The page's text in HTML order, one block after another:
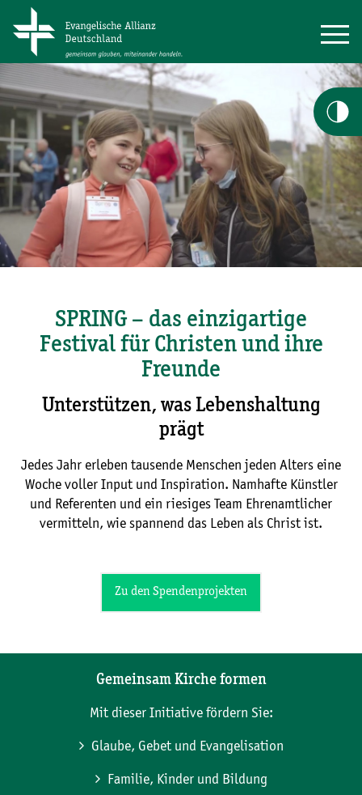
SPRING – das einzigartige
Festival für Christen und ihre
Freunde
Unterstützen, was Lebenshaltung
prägt
Jedes Jahr erleben tausende Menschen jeden Alters eine
Woche voller Input und Inspiration. Namhafte Künstler
und Referenten und ein riesiges Team Ehrenamtlicher
vermitteln, wie spannend das Leben als Christ ist.
Zu den Spendenprojekten
Gemeinsam Kirche formen
Mit dieser Initiative fördern Sie:
Glaube, Gebet und Evangelisation
Familie, Kinder und Bildung